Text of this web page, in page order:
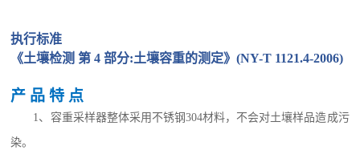
执行标准
《土壤检测 第 4部分:土壤容重的测定》(NY-T 1121.4-2006)
产 品 特 点
1、容重采样器整体采用不锈钢304材料，不会对土壤样品造成污
染。